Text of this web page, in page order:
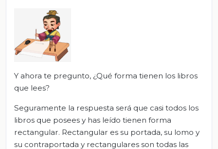
Y ahora te pregunto, ¿Qué forma tienen los libros
que lees?
Seguramente la respuesta será que casi todos los
libros que posees y has leído tienen forma
rectangular. Rectangular es su portada, su lomo y
su contraportada y rectangulares son todas las